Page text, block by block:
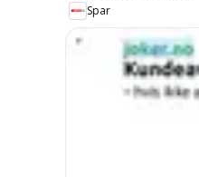
Spar